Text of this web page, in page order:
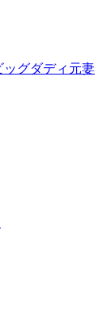
ッグダディ元妻